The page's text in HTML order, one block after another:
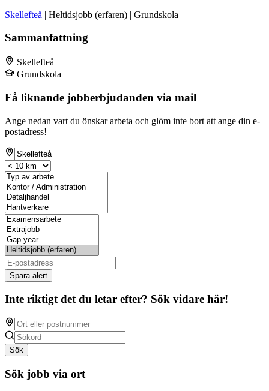
Skellefteå | Heltidsjobb (erfaren) | Grundskola
Sammanfattning
Skellefteå
Grundskola
Få liknande jobberbjudanden via mail
Ange nedan vart du önskar arbeta och glöm inte bort att ange din e-
postadress!
Spara alert
Inte riktigt det du letar efter? Sök vidare här!
Sök
Sök jobb via ort